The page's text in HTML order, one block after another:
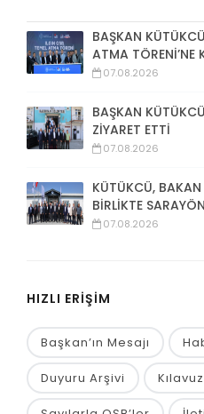
BAŞKAN
ATMA TÖRENİ’NE
07.08.2026
BAŞKAN
ZİYARET ETTİ
07.08.2026
KÜTÜKCÜ,
BİRLİKTE
07.08.2026
HIZLI ERİŞİM
Başkan’ın Mesajı
Duyuru Arşivi